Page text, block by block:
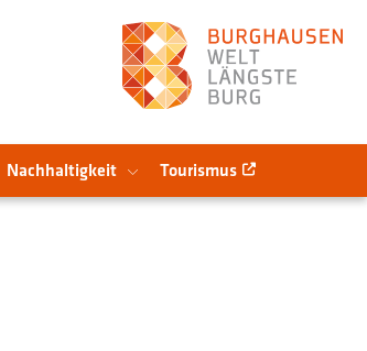
Nachhaltigkeit Tourismus